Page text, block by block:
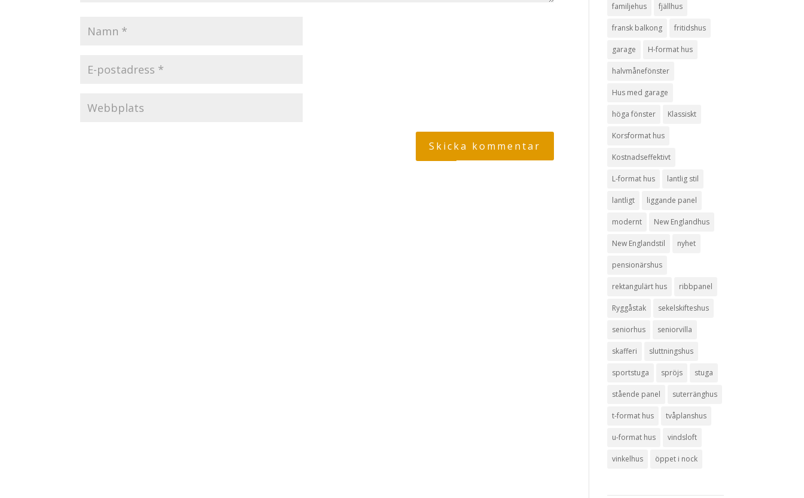
familjehus fjällhus
fransk balkong fritidshus
garage H-format hus
halvmånefönster
Hus med garage
höga fönster Klassiskt
Korsformat hus
Kostnadseffektivt
L-format hus lantlig stil
lantligt liggande panel
modernt New Englandhus
New Englandstil nyhet
pensionärshus
rektangulärt hus ribbpanel
Ryggåstak sekelskifteshus
seniorhus seniorvilla
skafferi sluttningshus
sportstuga spröjs stuga
stående panel suterränghus
t-format hus tvåplanshus
u-format hus vindsloft
vinkelhus öppet i nock